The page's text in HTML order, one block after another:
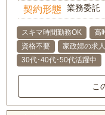
契約形態 業務委託
スキマ時間勤務OK 高
資格不要
家政婦の求人
30代･40代･50代活躍中
こ